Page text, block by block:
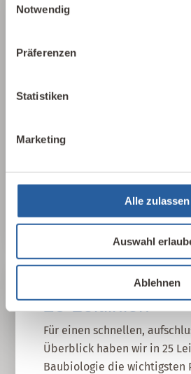
Notwendig
Präferenzen
Statistiken
Marketing
Alle zulassen
Auswahl
Ablehnen
Die Baubiologie beschäftigt
gebauten Umwelt. Wie
Natur aus? Dabei werden
gestalterische Aspekte
Baubiologie
25 Leitlinien
Für einen schnellen,
Überblick haben wir in 25
Baubiologie die wichtigsten